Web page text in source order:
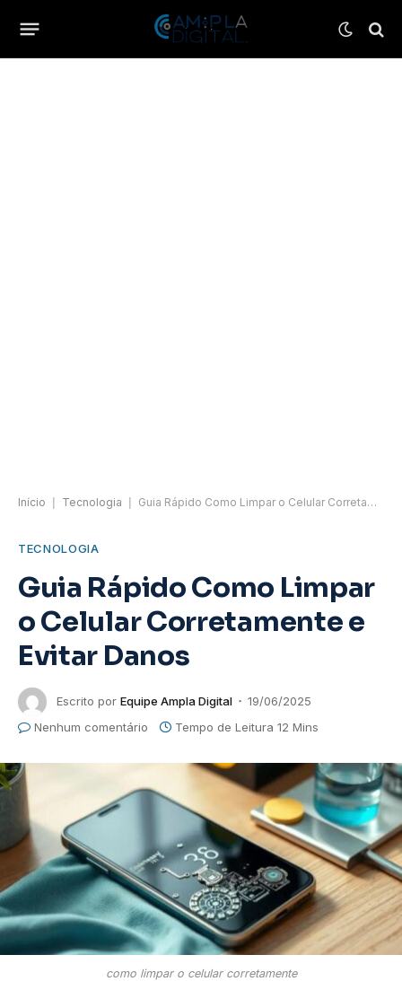
Início Tecnologia Guia Rápido Como Limpar o Celular Corretamente e Evitar Danos
TECNOLOGIA
Guia Rápido Como Limpar
o Celular Corretamente e
Evitar Danos
Escrito por Equipe Ampla Digital
19/06/2025
Nenhum comentário
Tempo de Leitura 12 Mins
como limpar o celular corretamente